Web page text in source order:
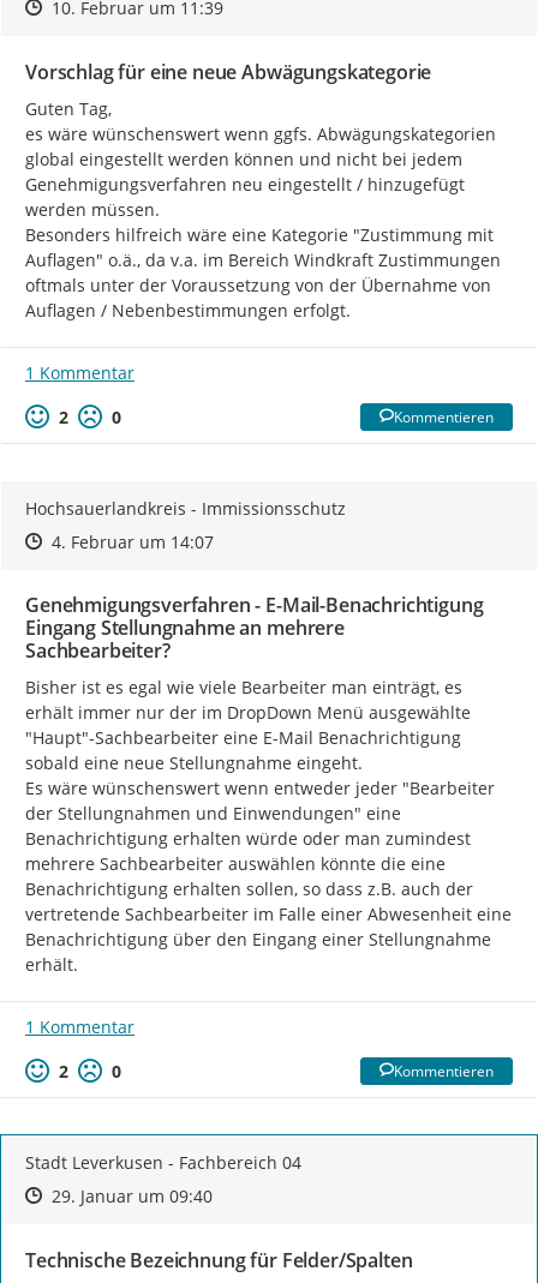
Zeitpunkt des Erstellens
Zeitpunkt des Erstellens
10. Februar um 11:39Zur Äußerung
Vorschlag für eine neue Abwägungskategorie
Guten Tag,
es wäre wünschenswert wenn ggfs. Abwägungskategorien
global eingestellt werden können und nicht bei jedem
Genehmigungsverfahren neu eingestellt / hinzugefügt
werden müssen.
Besonders hilfreich wäre eine Kategorie "Zustimmung mit
Auflagen" o.ä., da v.a. im Bereich Windkraft Zustimmungen
oftmals unter der Voraussetzung von der Übernahme von
Auflagen / Nebenbestimmungen erfolgt.
1 Kommentar
2
0 Kommentieren
Hochsauerlandkreis - Immissionsschutz
Zeitpunkt des Erstellens
Zeitpunkt des Erstellens
4. Februar um 14:07Zur Äußerung
Genehmigungsverfahren - E-Mail-Benachrichtigung
Eingang Stellungnahme an mehrere
Sachbearbeiter?
Bisher ist es egal wie viele Bearbeiter man einträgt, es
erhält immer nur der im DropDown Menü ausgewählte
"Haupt"-Sachbearbeiter eine E-Mail Benachrichtigung
sobald eine neue Stellungnahme eingeht.
Es wäre wünschenswert wenn entweder jeder "Bearbeiter
der Stellungnahmen und Einwendungen" eine
Benachrichtigung erhalten würde oder man zumindest
mehrere Sachbearbeiter auswählen könnte die eine
Benachrichtigung erhalten sollen, so dass z.B. auch der
vertretende Sachbearbeiter im Falle einer Abwesenheit eine
Benachrichtigung über den Eingang einer Stellungnahme
erhält.
1 Kommentar
2
0 Kommentieren
Stadt Leverkusen - Fachbereich 04
Zeitpunkt des Erstellens
Zeitpunkt des Erstellens
29. Januar um 09:40Zur Äußerung
Technische Bezeichnung für Felder/Spalten